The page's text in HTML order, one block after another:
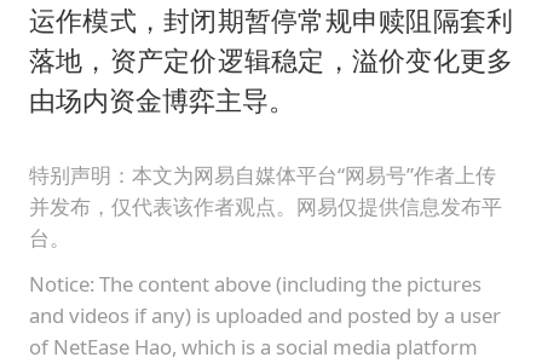
运作模式，封闭期暂停常规申赎阻隔套利
落地，资产定价逻辑稳定，溢价变化更多
由场内资金博弈主导。
特别声明：本文为网易自媒体平台“网易号”作者上传
并发布，仅代表该作者观点。网易仅提供信息发布平
台。
Notice: The content above (including the pictures
and videos if any) is uploaded and posted by a user
of NetEase Hao, which is a social media platform